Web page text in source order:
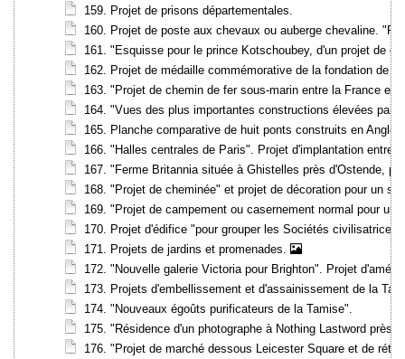
159. Projet de prisons départementales.
160. Projet de poste aux chevaux ou auberge chevaline.
161. "Esquisse pour le prince Kotschoubey, d'un projet de
162. Projet de médaille commémorative de la fondation de
163. "Projet de chemin de fer sous-marin entre la France et
164. "Vues des plus importantes constructions élevées par
165. Planche comparative de huit ponts construits en
166. "Halles centrales de Paris". Projet d'implantation entre
167. "Ferme Britannia située à Ghistelles près d'Ostende,
168. "Projet de cheminée" et projet de décoration pour un
169. "Projet de campement ou casernement normal pour un
170. Projet d'édifice "pour grouper les Sociétés
171. Projets de jardins et promenades.
172. "Nouvelle galerie Victoria pour Brighton". Projet
173. Projets d'embellissement et d'assainissement de la
174. "Nouveaux égoûts purificateurs de la Tamise".
175. "Résidence d'un photographe à Nothing Lastword près
176. "Projet de marché dessous Leicester Square et de